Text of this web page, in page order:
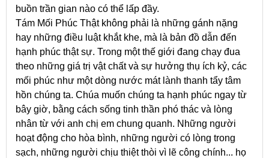
buồn trần gian nào có thể lấp đầy.
Tám Mối Phúc Thật không phải là những gánh nặng
hay những điều luật khắt khe, mà là bản đồ dẫn đến
hạnh phúc thật sự. Trong một thế giới đang chạy đua
theo những giá trị vật chất và sự hưởng thụ ích kỷ, các
mối phúc như một dòng nước mát lành thanh tẩy tâm
hồn chúng ta. Chúa muốn chúng ta hạnh phúc ngay từ
bây giờ, bằng cách sống tinh thần phó thác và lòng
nhân từ với anh chị em chung quanh. Những người
hoạt động cho hòa bình, những người có lòng trong
sạch, những người chịu thiệt thòi vì lẽ công chính... họ